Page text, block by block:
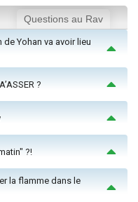
Questions au Rav
de Yohan va avoir lieu
?
?!
la flamme dans le